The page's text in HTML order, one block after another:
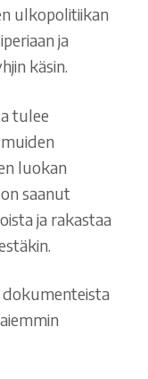
ulkopolitiikan
ja
käsin.
tulee
luokan
saanut
ja rakastaa
dokumenteista